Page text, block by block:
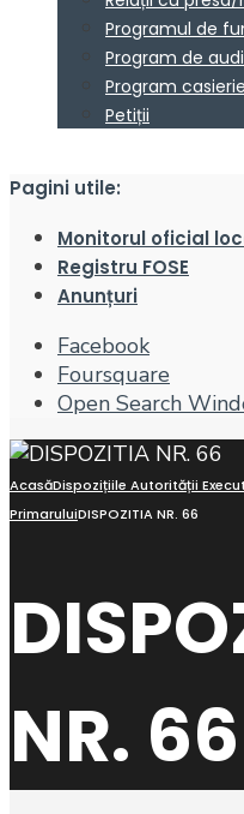
Programul de
Program de
Program casierie
Petiții
Pagini utile:
Monitorul oficial
Registru FOSE
Anunțuri
Facebook
Foursquare
Open Search
AcasăDispozițiile Autorității
PrimaruluiDISPOZITIA NR. 66
NR. 66